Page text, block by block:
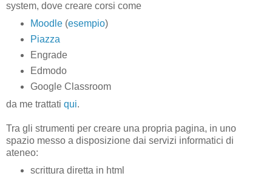
system, dove creare corsi come
Moodle(esempio)
Piazza
Engrade
Edmodo
Google Classroom
da me trattati qui.
Tra gli strumenti per creare una propria pagina, in uno
spazio messo a disposizione dai servizi informatici di
ateneo:
scrittura diretta in html